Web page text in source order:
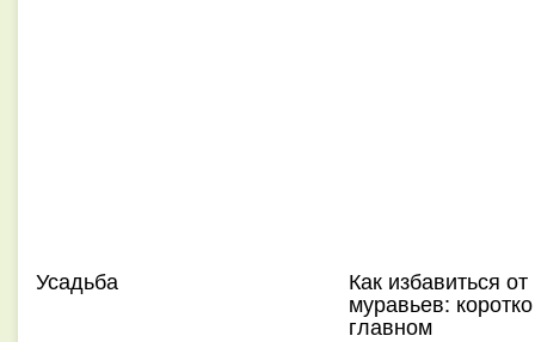
Усадьба Как избавиться от
муравьев:
главном